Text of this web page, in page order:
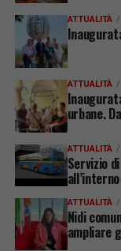
ATTUALITÀ
ATTUALITÀ
urbane.
ATTUALITÀ
Servizio
ATTUALITÀ
Nidi
ampliare